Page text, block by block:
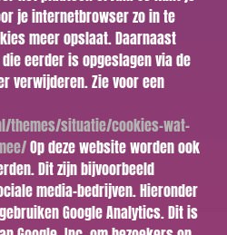
je internetbrowser zo in te
meer opslaat. Daarnaast
eerder is opgeslagen via de
verwijderen. Zie voor een
themes/situatie/cookies-wat-
Op deze website worden ook
Dit zijn bijvoorbeeld
media-bedrijven. Hieronder
Google Analytics. Dit is